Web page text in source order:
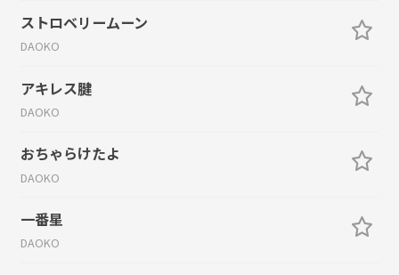
ストロベリームーン
DAOKO
アキレス腱
DAOKO
おちゃらけたよ
DAOKO
一番星
DAOKO